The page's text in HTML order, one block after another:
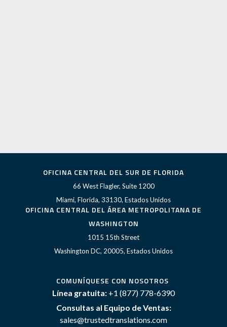
OFICINA CENTRAL DEL SUR DE FLORIDA
66 West Flagler, Suite 1200
Miami, Florida, 33130, Estados Unidos
OFICINA CENTRAL DEL ÁREA METROPOLITANA DE
WASHINGTON
1015 15th Street
Washington DC, 20005, Estados Unidos
COMUNÍQUESE CON NOSOTROS
Línea gratuita: +1 (877) 778-6390
Consultas al Equipo de Ventas:
sales@trustedtranslations.com